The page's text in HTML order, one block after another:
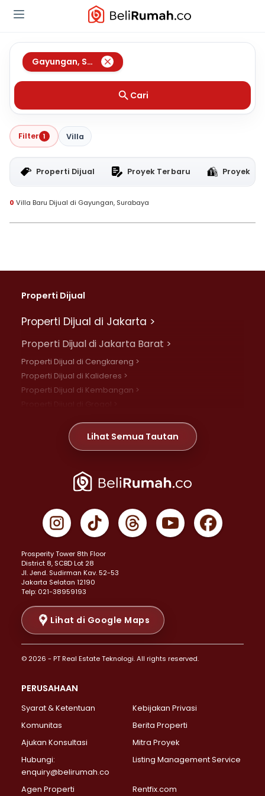
Gayungan, Surabaya
Cari
Filter 1 Villa
Properti Dijual Proyek Terbaru Proyek
0 Villa Baru Dijual di Gayungan, Surabaya
Properti Dijual
Properti Dijual di Jakarta >
Properti Dijual di Jakarta Barat >
Properti Dijual di Cengkareng >
Properti Dijual di Kalideres >
Properti Dijual di Kembangan >
Properti Dijual di Meruya >
Properti Dijual di Jelambar >
Properti Dijual di Jakarta Pusat >
Properti Dijual di Gambir >
Properti Dijual di Johar Baru >
Properti Dijual di Menteng >
Properti Dijual di Senen >
Properti Dijual di Tanah Abang >
Properti Dijual di Cikini >
Properti Dijual di Kramat >
Properti Dijual di Pasar Baru >
Properti Dijual di Bendungan Hilir >
Properti Dijual di Jakarta Selatan >
Properti Dijual di Lebak Bulus >
Properti Dijual di Gandaria Selatan >
Properti Dijual di Pondok Labu >
Properti Dijual di Lenteng Agung >
Properti Dijual di Senayan >
Properti Dijual di Pondok Pinang >
Lihat Semua Tautan
Prosperity Tower 8th Floor
District 8, SCBD Lot 28
JI. Jend. Sudirman Kav. 52-53
Jakarta Selatan 12190
Telp: 021-38959193
Lihat di Google Maps
© 2026 - PT Real Estate Teknologi. All rights reserved.
PERUSAHAAN
Syarat & Ketentuan
Kebijakan Privasi
Komunitas
Berita Properti
Ajukan Konsultasi
Mitra Proyek
Hubungi:
enquiry@belirumah.co
Listing Management Service
Agen Properti Rentfix.com